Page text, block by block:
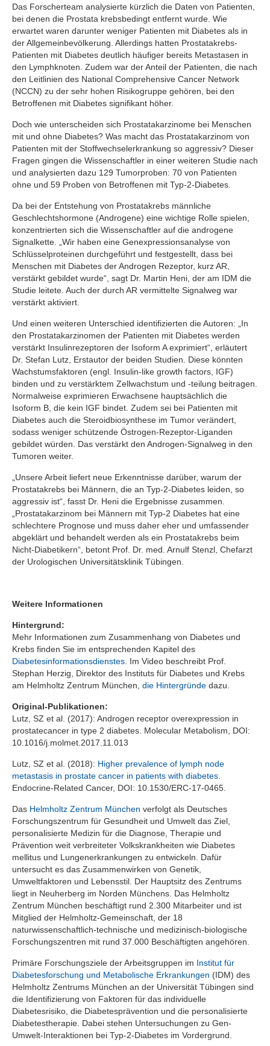
Das Forscherteam analysierte kürzlich die Daten von Patienten,
bei denen die Prostata krebsbedingt entfernt wurde. Wie
erwartet waren darunter weniger Patienten mit Diabetes als in
der Allgemeinbevölkerung. Allerdings hatten Prostatakrebs-
Patienten mit Diabetes deutlich häufiger bereits Metastasen in
den Lymphknoten. Zudem war der Anteil der Patienten, die nach
den Leitlinien des National Comprehensive Cancer Network
(NCCN) zu der sehr hohen Risikogruppe gehören, bei den
Betroffenen mit Diabetes signifikant höher.
Doch wie unterscheiden sich Prostatakarzinome bei Menschen
mit und ohne Diabetes? Was macht das Prostatakarzinom von
Patienten mit der Stoffwechselerkrankung so aggressiv? Dieser
Fragen gingen die Wissenschaftler in einer weiteren Studie nach
und analysierten dazu 129 Tumorproben: 70 von Patienten
ohne und 59 Proben von Betroffenen mit Typ-2-Diabetes.
Da bei der Entstehung von Prostatakrebs männliche
Geschlechtshormone (Androgene) eine wichtige Rolle spielen,
konzentrierten sich die Wissenschaftler auf die androgene
Signalkette. „Wir haben eine Genexpressionsanalyse von
Schlüsselproteinen durchgeführt und festgestellt, dass bei
Menschen mit Diabetes der Androgen Rezeptor, kurz AR,
verstärkt gebildet wurde“, sagt Dr. Martin Heni, der am IDM die
Studie leitete. Auch der durch AR vermittelte Signalweg war
verstärkt aktiviert.
Und einen weiteren Unterschied identifizierten die Autoren: „In
den Prostatakarzinomen der Patienten mit Diabetes werden
verstärkt Insulinrezeptoren der Isoform A exprimiert“, erläutert
Dr. Stefan Lutz, Erstautor der beiden Studien. Diese könnten
Wachstumsfaktoren (engl. Insulin-like growth factors, IGF)
binden und zu verstärktem Zellwachstum und -teilung beitragen.
Normalweise exprimieren Erwachsene hauptsächlich die
Isoform B, die kein IGF bindet. Zudem sei bei Patienten mit
Diabetes auch die Steroidbiosynthese im Tumor verändert,
sodass weniger schützende Östrogen-Rezeptor-Liganden
gebildet würden. Das verstärkt den Androgen-Signalweg in den
Tumoren weiter.
„Unsere Arbeit liefert neue Erkenntnisse darüber, warum der
Prostatakrebs bei Männern, die an Typ-2-Diabetes leiden, so
aggressiv ist“, fasst Dr. Heni die Ergebnisse zusammen.
„Prostatakarzinom bei Männern mit Typ-2 Diabetes hat eine
schlechtere Prognose und muss daher eher und umfassender
abgeklärt und behandelt werden als ein Prostatakrebs beim
Nicht-Diabetikern“, betont Prof. Dr. med. Arnulf Stenzl, Chefarzt
der Urologischen Universitätsklinik Tübingen.
Weitere Informationen
Hintergrund:
Mehr Informationen zum Zusammenhang von Diabetes und
Krebs finden Sie im entsprechenden Kapitel des
Diabetesinformationsdienstes . Im Video beschreibt Prof.
Stephan Herzig, Direktor des Instituts für Diabetes und Krebs
am Helmholtz Zentrum München, die Hintergründe dazu.
Original-Publikationen:
Lutz, SZ et al. (2017): Androgen receptor overexpression in
prostatecancer in type 2 diabetes. Molecular Metabolism, DOI:
10.1016/j.molmet.2017.11.013
Lutz, SZ et al. (2018): Higher prevalence of lymph node
metastasis in prostate cancer in patients with diabetes
Endocrine-Related Cancer, DOI: 10.1530/ERC-17-0465.
Das Helmholtz Zentrum München verfolgt als Deutsches
Forschungszentrum für Gesundheit und Umwelt das Ziel,
personalisierte Medizin für die Diagnose, Therapie und
Prävention weit verbreiteter Volkskrankheiten wie Diabetes
mellitus und Lungenerkrankungen zu entwickeln. Dafür
untersucht es das Zusammenwirken von Genetik,
Umweltfaktoren und Lebensstil. Der Hauptsitz des Zentrums
liegt in Neuherberg im Norden Münchens. Das Helmholtz
Zentrum München beschäftigt rund 2.300 Mitarbeiter und ist
Mitglied der Helmholtz-Gemeinschaft, der 18
naturwissenschaftlich-technische und medizinisch-biologische
Forschungszentren mit rund 37.000 Beschäftigten angehören.
Primäre Forschungsziele der Arbeitsgruppen im Institut für
Diabetesforschung und Metabolische Erkrankungen (IDM) des
Helmholtz Zentrums München an der Universität Tübingen sind
die Identifizierung von Faktoren für das individuelle
Diabetesrisiko, die Diabetesprävention und die personalisierte
Diabetestherapie. Dabei stehen Untersuchungen zu Gen-
Umwelt-Interaktionen bei Typ-2-Diabetes im Vordergrund.